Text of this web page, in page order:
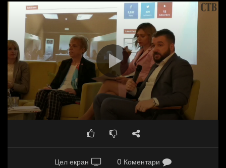
Цел екран 0 Коментари